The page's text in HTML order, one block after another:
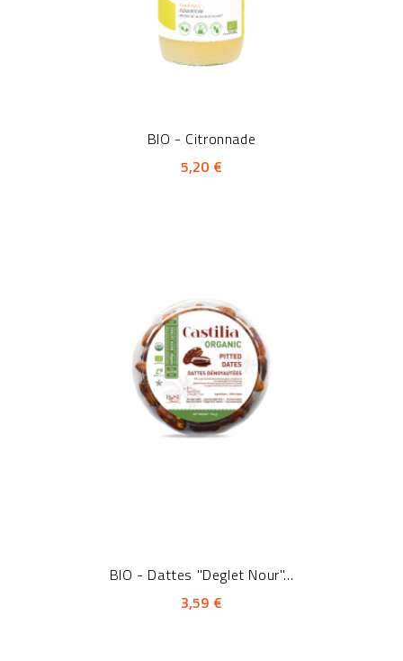
BIO - Citronnade
5,20 €
BIO - Dattes "Deglet Nour"...
3,59 €